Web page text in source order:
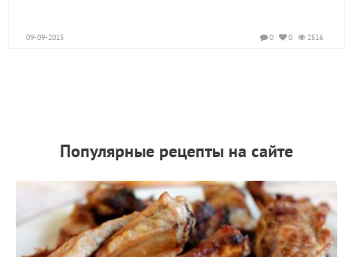
09-09-2015 2516
0
0
Популярные рецепты на сайте